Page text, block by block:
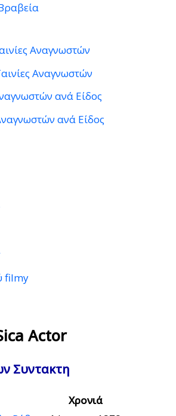
Αναγνωστών
Αναγνωστών
ανά Είδος
ανά Είδος
filmy
Actor
Συντακτη
Χρονιά